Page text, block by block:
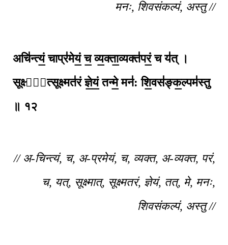
मनः, शिवसंकल्पं, अस्तु //
अचि॑न्त्यं॒ चाप्र॑मेयं॒ च॒ व्य॒क्ता॒व्यक्त॑परं॒ च य॑त् ।
सूक्ष्मा᳚त्सूक्ष्मत॑रं ज्ञे॒यं॒ तन्मे॒ मन॑: शि॒वस॑ङ्क॒ल्पम॑स्तु
॥ १२
// अ-चिन्त्यं, च, अ-प्रमेयं, च, व्यक्त, अ-व्यक्त, परं,
च, यत्, सूक्ष्मात्, सूक्ष्मतरं, ज्ञेयं, तत्, मे, मनः,
शिवसंकल्पं, अस्तु //